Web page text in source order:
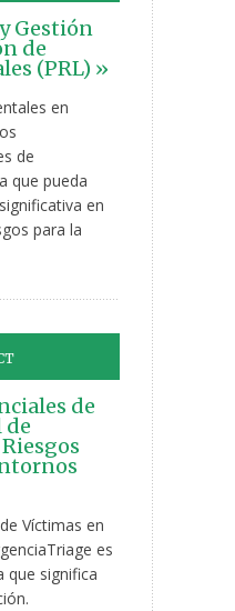
Gestión
de
(PRL) »
en
de
que pueda
en
para la
de
de
Víctimas en
es
que significa